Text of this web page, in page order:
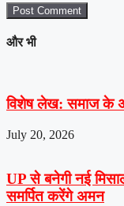
और भी
विशेष लेख: समाज के
July 20, 2026
UP से बनेगी नई
समर्पित करेंगे अमन